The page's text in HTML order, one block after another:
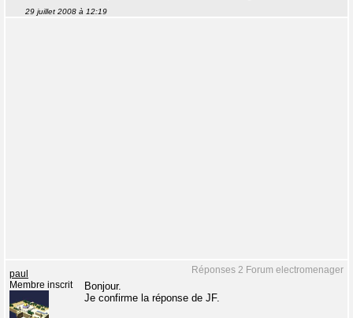
29 juillet 2008 à 12:19
Réponses 2 Forum electromenager
paul
Membre inscrit
Bonjour.
Je confirme la réponse de JF.